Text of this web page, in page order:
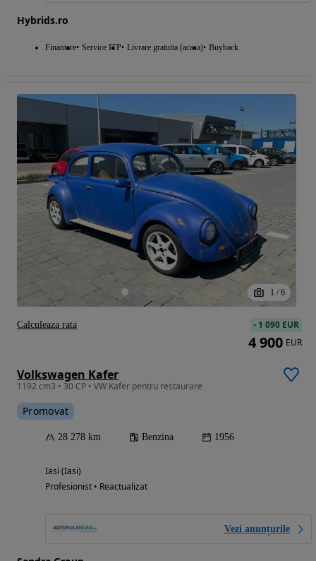
Hybrids.ro
Finantare Service ITP Livrare gratuita (acasa) Buyback
1 / 6
Volkswagen Kafer
1192 cm3 • 30 CP • VW Kafer pentru restaurare
Promovat
28 278 km Benzina 1956
Iasi (Iasi)
Profesionist • Reactualizat
Vezi anunțurile
- 1 090 EUR
4 900 EUR
Calculeaza rata